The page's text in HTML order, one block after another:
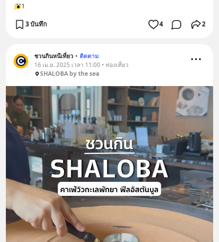
1
3 บันทึก 4 2
ชวนกินหนีเที่ยว • ติดตาม
16 เม.ย. 2025 เวลา 11:00 • ท่องเที่ยว
SHALOBA by the sea